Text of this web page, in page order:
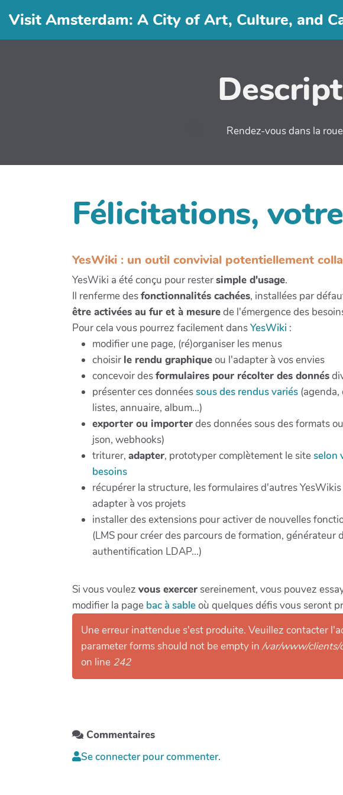
Visit Amsterdam: A City of Art, Culture, and
Rendez-vous dans la
Félicitations,
YesWiki : un outil convivial potentiellement
YesWiki a été conçu pour restersimple d'usage.
Il renferme desfonctionnalités cachées, installées par
être activées au fur et à mesurede l'émergence des
Pour cela vous pourrez facilement dansYesWiki :
modifier une page, (ré)organiser les menus
choisir le rendu graphiqueou l'adapter à vos envies
concevoir desformulaires pour récolter des donnés
présenter ces donnéessous des rendus variés (agenda,
listes, annuaire, album...)
exporter ou importerdes données sous des formats
json, webhooks)
triturer, adapter, prototyper complètement le siteselon
besoins
récupérer la structure, les formulaires d'autres
adapter à vos projets
installer des extensions pour activer de nouvelles
(LMS pour créer des parcours de formation, générateur
authentification LDAP...)
Si vous voulez vous exercersereinement, vous pouvez
modifier la page bac à sableoù quelques défis vous seront
Une erreur inattendue s'est produite. Veuillez contacter
parameter forms should not be empty in/var/www/clients/
on line 242
Commentaires
Se connecter pour commenter.